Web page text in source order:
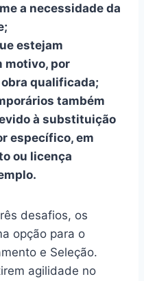
a necessidade da
estejam
motivo, por
qualificada;
também
à substituição
específico, em
ou licença
desafios, os
opção para o
e Seleção.
agilidade no